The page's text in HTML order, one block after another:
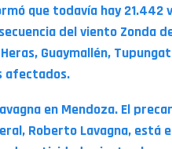
que todavía hay 21.442
del viento Zonda
Guaymallén,
afectados.
en Mendoza. El
Roberto Lavagna, está